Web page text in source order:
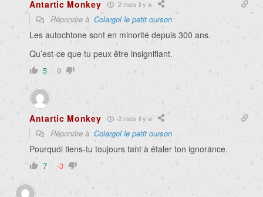
Antartic Monkey 2 mois il y a
Répondre à Colargol le petit ourson
Les autochtone sont en minorité depuis 300 ans.
Qu’est-ce que tu peux être insignifiant.
5 0
Antartic Monkey 2 mois il y a
Répondre à Colargol le petit ourson
Pourquoi tiens-tu toujours tant à étaler ton ignorance.
7 -3